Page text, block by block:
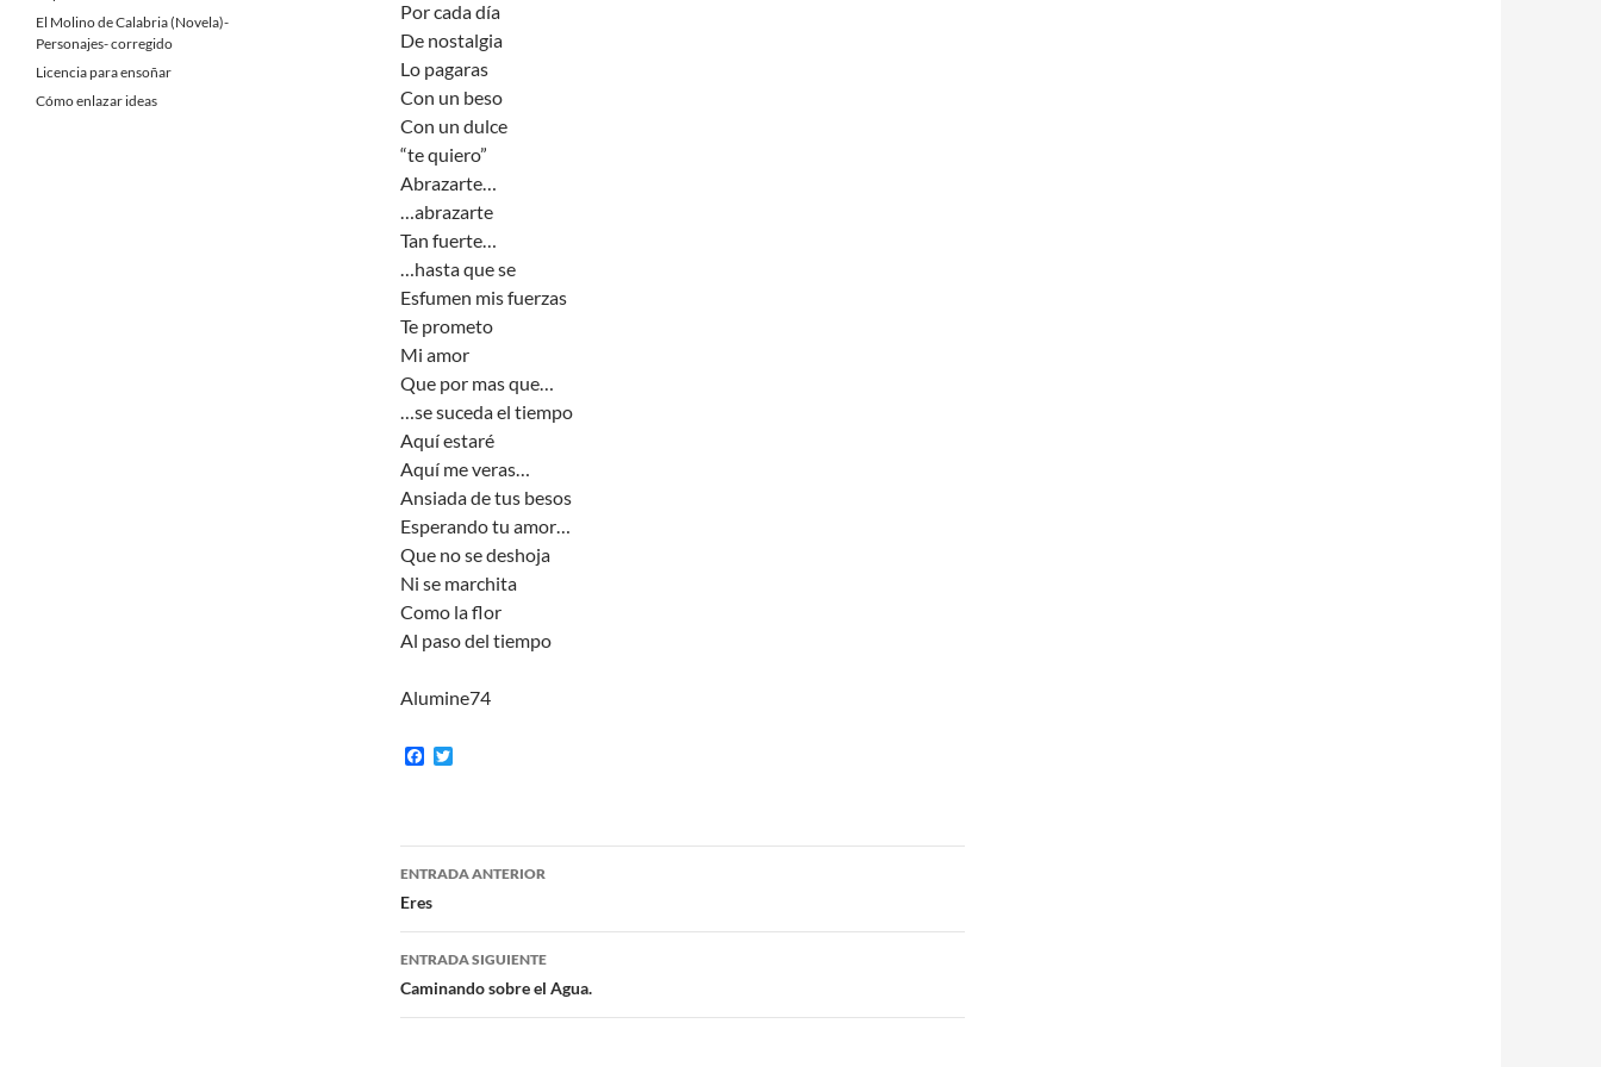
Por cada día
De nostalgia
Lo pagaras
Con un beso
Con un dulce
“te quiero”
Abrazarte…
…abrazarte
Tan fuerte…
…hasta que se
Esfumen mis fuerzas
Te prometo
Mi amor
Que por mas que…
…se suceda el tiempo
Aquí estaré
Aquí me veras…
Ansiada de tus besos
Esperando tu amor…
Que no se deshoja
Ni se marchita
Como la flor
Al paso del tiempo
Alumine74
F
o
o
e
r
Navegación
de
entradas
ENTRADA ANTERIOR
Eres
ENTRADA SIGUIENTE
Caminando sobre el Agua.
El Molino de Calabria (Novela)-
Personajes- corregido
Licencia para ensoñar
Cómo enlazar ideas